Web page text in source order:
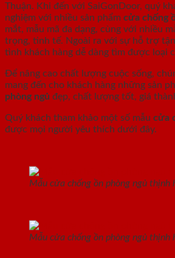
Thuận. Khi đến với SaiGonDoor, quý
nghiệm với nhiều sản phẩm cửa chống
mắt, mẫu mã đa dạng, cùng với nhiều
trọng, tinh tế. Ngoài ra với sự hỗ trợ
tình khách hàng dễ dàng tìm được loại
Để nâng cao chất lượng cuộc sống,
mang đến cho khách hàng những sản
phòng ngủ đẹp, chất lượng tốt, giá
Quý khách tham khảo một số mẫu cửa
được mọi người yêu thích dưới đây.
Mẫu cửa chống ồn phòng ngủ thịnh
Mẫu cửa chống ồn phòng ngủ thịnh